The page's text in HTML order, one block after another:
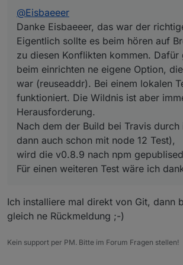
funktioniert. Die Wildnis ist aber
Herausforderung.
Nach dem der Build bei Travis
auch schon mit node 12 Test),
wird die v0.8.9 nach npm
Für einen weiteren Test wäre ich
@Eisbaeeer
Danke Eisbaeeer, das war der
Eigentlich sollte es beim hören auf
zu diesen Konflikten kommen. Dafür
beim einrichten ne eigene Option,
war (reuseaddr). Bei einem lokalen
funktioniert. Die Wildnis ist aber
Herausforderung.
Nach dem der Build bei Travis durch
dann auch schon mit node 12 Test),
wird die v0.8.9 nach npm gepublised
Für einen weiteren Test wäre ich
Ich installiere mal direkt von Git, dann
gleich ne Rückmeldung ;-)
Kein support per PM. Bitte im Forum Fragen stellen!